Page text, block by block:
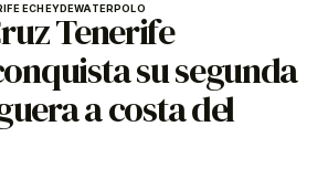
ECHEYDEWATERPOLO
Tenerife
su segunda
a costa del